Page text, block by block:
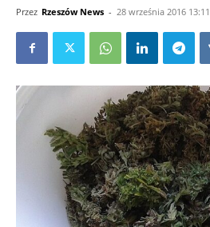
Przez Rzeszów News - 28 września 2016 13:11